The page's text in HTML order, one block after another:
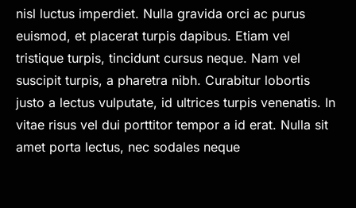
nisl luctus imperdiet. Nulla gravida orci ac purus
euismod, et placerat turpis dapibus. Etiam vel
tristique turpis, tincidunt cursus neque. Nam vel
suscipit turpis, a pharetra nibh. Curabitur lobortis
justo a lectus vulputate, id ultrices turpis venenatis. In
vitae risus vel dui porttitor tempor a id erat. Nulla sit
amet porta lectus, nec sodales neque